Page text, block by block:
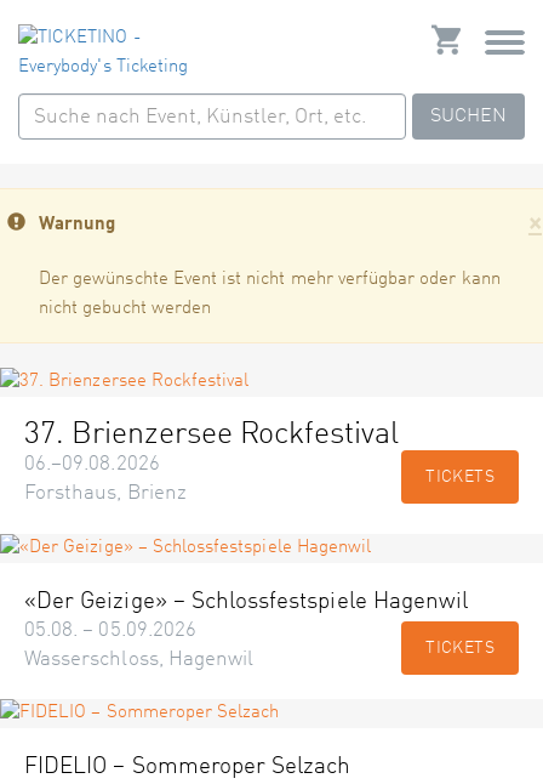
SUCHEN
×
Warnung
Der gewünschte Event ist nicht mehr verfügbar oder kann
nicht gebucht werden
37. Brienzersee Rockfestival
06.–09.08.2026
Forsthaus, Brienz
TICKETS
«Der Geizige» – Schlossfestspiele Hagenwil
05.08. – 05.09.2026
Wasserschloss, Hagenwil
TICKETS
FIDELIO – Sommeroper Selzach